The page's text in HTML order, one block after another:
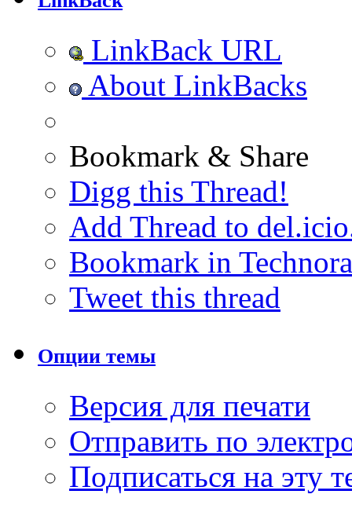
LinkBack URL
About LinkBacks
Bookmark & Share
Digg this Thread!
Add Thread to
Bookmark in
Tweet this thread
Опции темы
Версия для печати
Отправить по
Подписаться на эту